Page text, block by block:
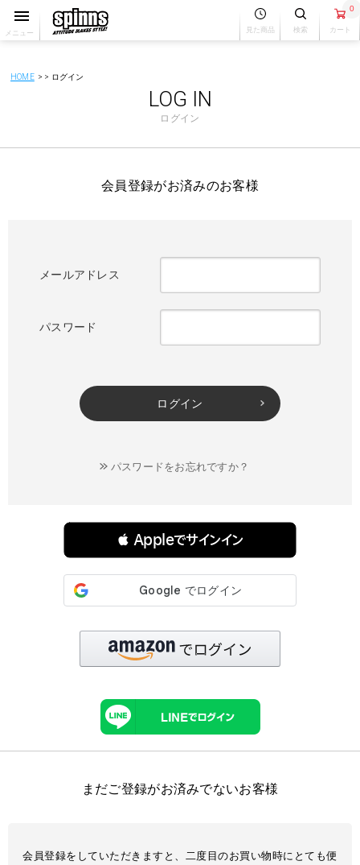
メニュー 見た商品 検索
0
カート
HOME ログイン
LOG IN
ログイン
会員登録がお済みのお客様
メールアドレス
パスワード
ログイン
パスワードをお忘れですか？
 Appleでサインイン
まだご登録がお済みでないお客様
会員登録をしていただきますと、二度目のお買い物時にとても便